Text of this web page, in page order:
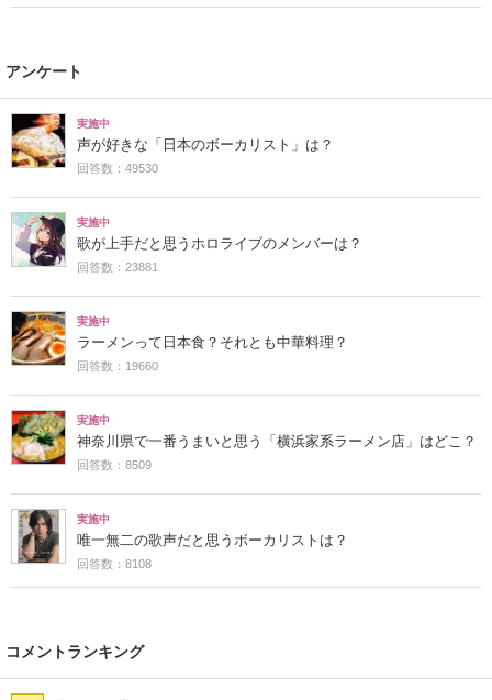
アンケート
実施中
声が好きな「日本のボーカリスト」は？
回答数：49530
実施中
歌が上手だと思うホロライブのメンバーは？
回答数：23881
実施中
ラーメンって日本食？それとも中華料理？
回答数：19660
実施中
神奈川県で一番うまいと思う「横浜家系ラーメン店」はどこ？
回答数：8509
実施中
唯一無二の歌声だと思うボーカリストは？
回答数：8108
コメントランキング